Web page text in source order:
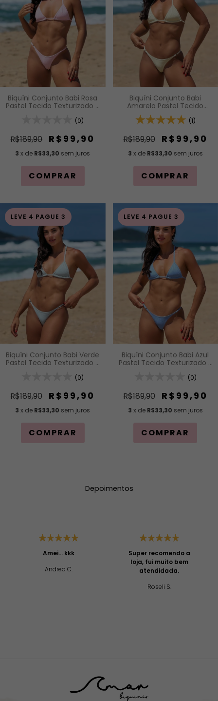
Biquíni Conjunto Babi Rosa
Pastel Tecido Texturizado -
Calcinha Fio com
Para Bronzeado)
(0)
R$189,90 R$99,90
3 x de R$33,30 sem juros
COMPRAR
Biquíni Conjunto Babi
Amarelo Pastel Tecido
Texturizado - Top Fita de
Regulagem e Calcinha Fio
(Modelagem Para
Bronzeado)
(1)
R$189,90 R$99,90
3 x de R$33,30 sem juros
COMPRAR
LEVE 4 PAGUE 3
Biquíni Conjunto Babi Verde
Pastel Tecido Texturizado -
Calcinha Fio com
Para Bronzeado)
(0)
R$189,90 R$99,90
3 x de R$33,30 sem juros
COMPRAR
LEVE 4 PAGUE 3
Biquíni Conjunto Babi Azul
Pastel Tecido Texturizado -
Calcinha Fio com
Para Bronzeado)
(0)
R$189,90 R$99,90
3 x de R$33,30 sem juros
COMPRAR
Depoimentos
Amei... kkk
Andrea C.
Super recomendo a
loja, fui muito bem
atendidada.
Roseli S.